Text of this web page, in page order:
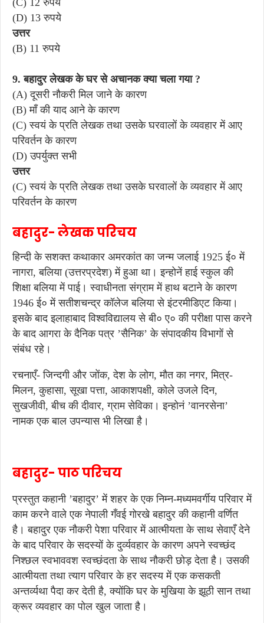
(C) 12 रुपये
(D) 13 रुपये
उत्तर
(B) 11 रुपये
9. बहादुर लेखक के घर से अचानक क्या चला गया ?
(A) दूसरी नौकरी मिल जाने के कारण
(B) माँ की याद आने के कारण
(C) स्वयं के प्रति लेखक तथा उसके घरवालों के व्यवहार में आए
परिवर्तन के कारण
(D) उपर्युक्त सभी
उत्तर
(C) स्वयं के प्रति लेखक तथा उसके घरवालों के व्यवहार में आए
परिवर्तन के कारण
बहादुर- लेखक परिचय
हिन्दी के सशक्त कथाकार अमरकांत का जन्म जलाई 1925 ई० में
नागरा, बलिया (उत्तरप्रदेश) में हुआ था। इन्होनें हाई स्कुल की
शिक्षा बलिया में पाई। स्वाधीनता संग्राम में हाथ बटाने के कारण
1946 ई० में सतीशचन्द्र कॉलेज बलिया से इंटरमीडिएट किया।
इसके बाद इलाहाबाद विश्वविद्यालय से बी० ए० की परीक्षा पास करने
के बाद आगरा के दैनिक पत्र ’सैनिक’ के संपादकीय विभागों से
संबंध रहे।
रचनाएँ- जिन्दगी और जोंक, देश के लोग, मौत का नगर, मित्र-
मिलन, कुहासा, सूखा पत्ता, आकाशपक्षी, कोले उजले दिन,
सुखजीवी, बीच की दीवार, ग्राम सेविका। इन्होनं ’वानरसेना’
नामक एक बाल उपन्यास भी लिखा है।
बहादुर- पाठ परिचय
प्रस्तुत कहानी ’बहादुर’ में शहर के एक निम्न-मध्यमवर्गीय परिवार में
काम करने वाले एक नेपाली गँवई गोरखे बहादुर की कहानी वर्णित
है। बहादुर एक नौकरी पेशा परिवार में आत्मीयता के साथ सेवाएँ देने
के बाद परिवार के सदस्यों के दुर्व्यवहार के कारण अपने स्वच्छंद
निश्छल स्वभाववश स्वच्छंदता के साथ नौकरी छोड़ देता है। उसकी
आत्मीयता तथा त्याग परिवार के हर सदस्य में एक कसकती
अन्तर्व्यथा पैदा कर देती है, क्योंकि घर के मुखिया के झूठी सान तथा
क्रूर व्यवहार का पोल खुल जाता है।